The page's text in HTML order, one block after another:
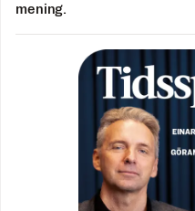
mening.